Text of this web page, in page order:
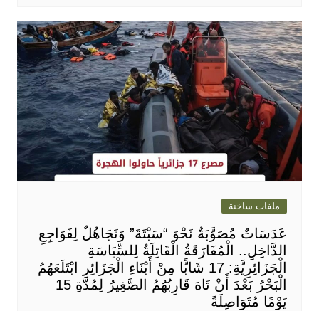
ملفات ساخنة
عَدَسَاتٌ مُصَوَّبَةٌ نَحْوَ “سَبْتَةَ” وَتَجَاهُلٌ لِفَوَاجِعِ
الدَّاخِلِ.. الْمُفَارَقَةُ الْقَاتِلَةُ لِلسِّيَاسَةِ
الْجَزَائِرِيَّةِ: 17 شَابًّا مِنْ أَبْنَاءِ الْجَزَائِرِ ابْتَلَعَهُمُ
الْبَحْرُ بَعْدَ أَنْ تَاهَ قَارِبُهُمُ الصَّغِيرُ لِمُدَّةِ 15
يَوْمًا مُتَوَاصِلَةً